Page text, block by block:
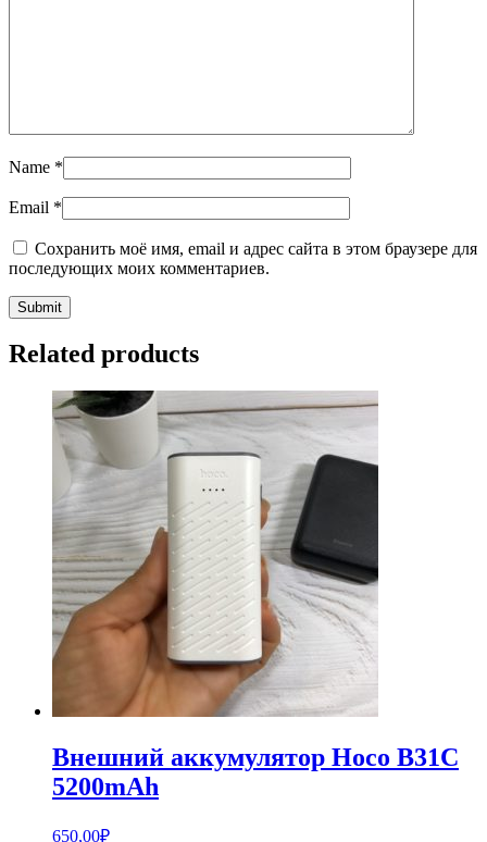
Name *
Email *
Сохранить моё имя, email и адрес сайта в этом браузере для
последующих моих комментариев.
Related products
Внешний аккумулятор Hoco B31C
5200mAh
650,00₽